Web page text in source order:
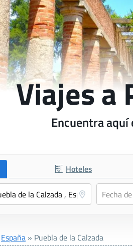
Viajes a
Encuentra aquí
Hoteles
España » Puebla de la Calzada